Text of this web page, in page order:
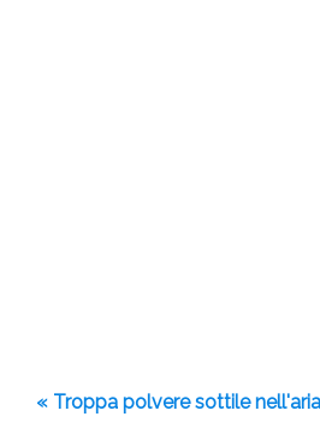
« Troppa polvere sottile nell'aria